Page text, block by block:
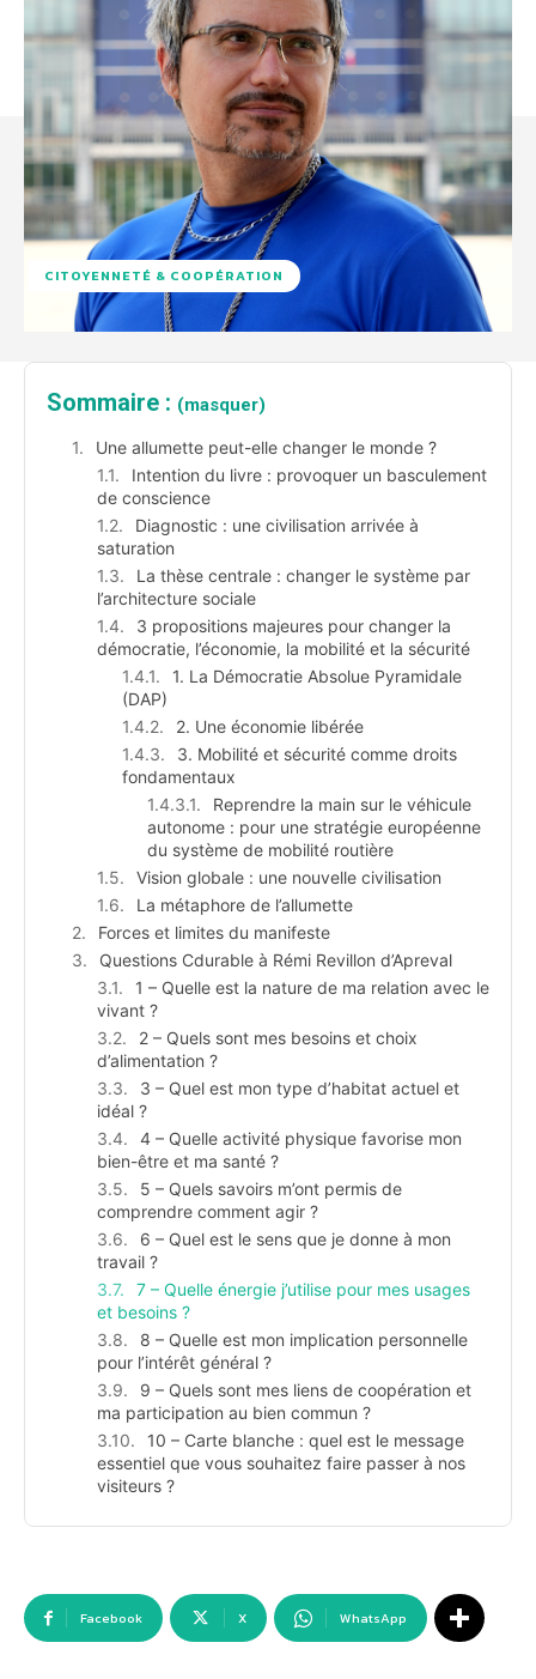
CITOYENNETÉ & COOPÉRATION
Sommaire : (masquer)
Une allumette peut-elle changer le monde ?
Intention du livre : provoquer un basculement
de conscience
Diagnostic : une civilisation arrivée à
saturation
La thèse centrale : changer le système par
l’architecture sociale
3 propositions majeures pour changer la
démocratie, l’économie, la mobilité et la sécurité
1. La Démocratie Absolue Pyramidale
(DAP)
2. Une économie libérée
3. Mobilité et sécurité comme droits
fondamentaux
Reprendre la main sur le véhicule
autonome : pour une stratégie européenne
du système de mobilité routière
Vision globale : une nouvelle civilisation
La métaphore de l’allumette
Forces et limites du manifeste
Questions Cdurable à Rémi Revillon d’Apreval
1 – Quelle est la nature de ma relation avec le
vivant ?
2 – Quels sont mes besoins et choix
d’alimentation ?
3 – Quel est mon type d’habitat actuel et
idéal ?
4 – Quelle activité physique favorise mon
bien-être et ma santé ?
5 – Quels savoirs m’ont permis de
comprendre comment agir ?
6 – Quel est le sens que je donne à mon
travail ?
7 – Quelle énergie j’utilise pour mes usages
et besoins ?
8 – Quelle est mon implication personnelle
pour l’intérêt général ?
9 – Quels sont mes liens de coopération et
ma participation au bien commun ?
10 – Carte blanche : quel est le message
essentiel que vous souhaitez faire passer à nos
visiteurs ?
Facebook X WhatsApp